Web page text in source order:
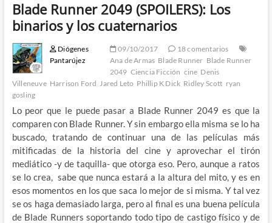
Blade Runner 2049 (SPOILERS): Los
binarios y los cuaternarios
Diógenes
Pantarújez
09/10/2017
18 comentarios
Ana de Armas Blade Runner Blade Runner
2049 Ciencia Ficción cine Denis
Villeneuve Harrison Ford Jared Leto Phillip K Dick Ridley Scott ryan
gosling
Lo peor que le puede pasar a Blade Runner 2049 es que la
comparen con Blade Runner. Y sin embargo ella misma se lo ha
buscado, tratando de continuar una de las películas más
mitificadas de la historia del cine y aprovechar el tirón
mediático -y de taquilla- que otorga eso. Pero, aunque a ratos
se lo crea, sabe que nunca estará a la altura del mito, y es en
esos momentos en los que saca lo mejor de si misma. Y tal vez
se os haga demasiado larga, pero al final es una buena película
de Blade Runners soportando todo tipo de castigo físico y de